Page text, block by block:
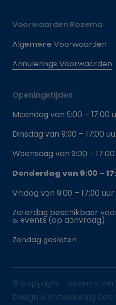
Voorwaarden Rozema
Algemene Voorwaarden
Annulerings Voorwaarden
Openingstijden
Maandag van 9:00 – 17:00
Dinsdag van 9:00 – 17:00
Woensdag van 9:00 –
Donderdag van 9:00 –
Vrijdag van 9:00 – 17:00 uur
Zaterdag beschikbaar
& events (op aanvraag)
Zondag gesloten
© Copyright - Rozema
Design & ontwikkeling